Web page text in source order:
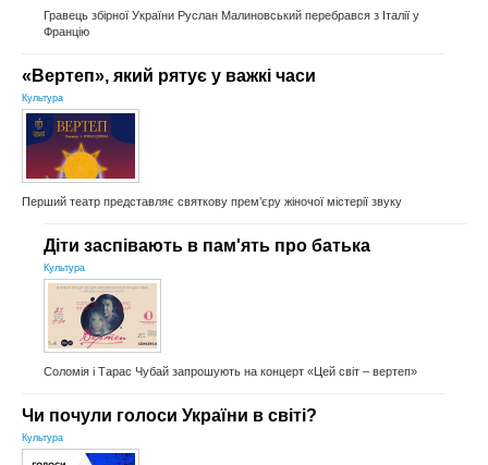
Гравець збірної України Руслан Малиновський перебрався з Італії у
Францію
«Вертеп», який рятує у важкі часи
Культура
Перший театр представляє святкову прем’єру жіночої містерії звуку
Діти заспівають в пам'ять про батька
Культура
Соломія і Тарас Чубай запрошують на концерт «Цей світ – вертеп»
Чи почули голоси України в світі?
Культура